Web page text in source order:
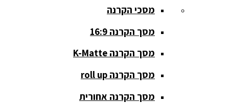
וחצובות
ערכת קריוקי
שקטות
מסכי הקרנה
מסך הקרנה 16:9
מסך הקרנה K-Matte
מסך הקרנה roll up
מסך הקרנה אחורית